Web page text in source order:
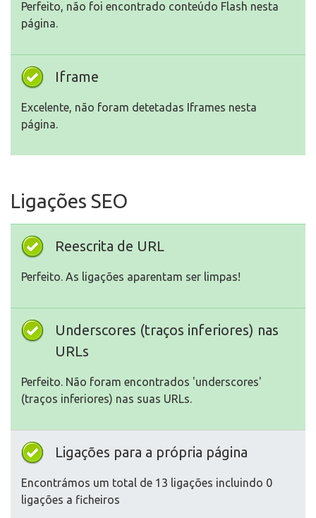
Perfeito, não foi encontrado conteúdo Flash nesta
página.
Iframe
Excelente, não foram detetadas Iframes nesta
página.
Ligações SEO
Reescrita de URL
Perfeito. As ligações aparentam ser limpas!
Underscores (traços inferiores) nas
URLs
Perfeito. Não foram encontrados 'underscores'
(traços inferiores) nas suas URLs.
Ligações para a própria página
Encontrámos um total de 13 ligações incluindo 0
ligações a ficheiros